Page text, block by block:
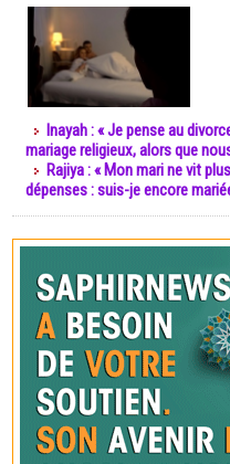
Inayah : « Je pense au
mariage religieux, alors que
Rajiya : « Mon mari ne vit
dépenses : suis-je encore